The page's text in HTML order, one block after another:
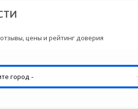
цены и рейтинг доверия
город -